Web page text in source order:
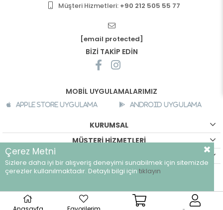
Müşteri Hizmetleri: +90 212 505 55 77
[email protected]
BİZİ TAKİP EDİN
MOBİL UYGULAMALARIMIZ
Apple Store Uygulama Android Uygulama
KURUMSAL
MÜŞTERİ HİZMETLERİ
©breeze.com.tr - Tüm hakları saklıdır.
Çerez Metni
Sizlere daha iyi bir alışveriş deneyimi sunabilmek için sitemizde
çerezler kullanılmaktadır. Detaylı bilgi için tıklayın